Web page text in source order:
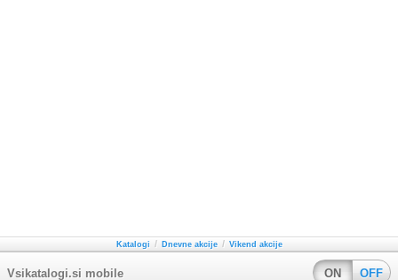
Katalogi / Dnevne akcije / Vikend akcije
Vsikatalogi.si mobile ON OFF